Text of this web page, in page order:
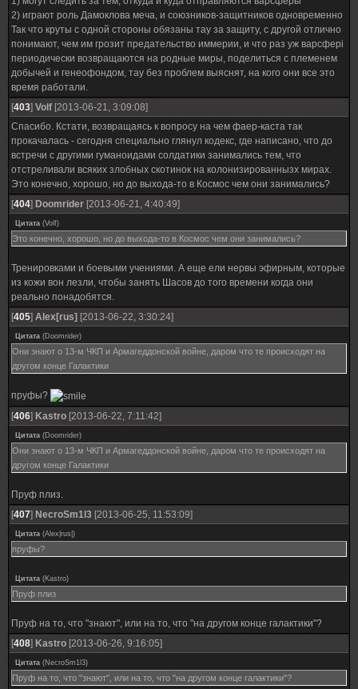
2) играют роль Дамоклова меча, и союзников-защитников одновременно
Так что круты с одной стороны обязаны тау за защиту, с другой отлично
понимают, чем им грозит предательство иммерии, и что раз уж варсфері
периодически возвращаются на родные миры, поделиться с племенем
добычей и генеофондом, тау без проблем выяснят, на кого они все это
время работали.
[403] Volf [2013-06-21, 3:09:08]
Спасибо. Кстати, возвращаясь к вопросу на чем фаер-каста так
прокачалась - сегодня специально глянул кодекс, где написано, что до
встречи с другими гуманоидами солдатики занимались тем, что
отстреливали всяких злобных скотинок на колонизированнызх мирах.
Это конечно, хорошо, но до выхода-то в Космос чем они занимались?
[404] Doomrider [2013-06-21, 4:40:49]
Цитата (Volf)
Это конечно, хорошо, но до выхода-то в Космос чем они занимались?
Тренировками и боевыми учениями. А еще ели нервы эфирным, которые
из кожи вон лезли, чтобы занять Шасов до того времени когда они
реально понадобятся.
[405] Alex[rus] [2013-06-22, 3:30:24]
Цитата (Doomrider)
Они знают о 13-м ЧКП и Армагеддонской войне, даром что те происходят на
другом конце Галактики
пруфы?
[406] Kastro [2013-06-22, 7:11:42]
Цитата (Doomrider)
Они знают о 13-м ЧКП и Армагеддонской войне, даром что те происходят на
другом конце Галактики
Пруф плиз.
[407] NecroSm1l3 [2013-06-25, 11:53:09]
Цитата (Alex|rus| )
пруфы?
Цитата (Kastro)
Пруф плиз
Пруф на то, что "знают", или на то, что "на другом конце галактики"?
[408] Kastro [2013-06-26, 9:16:05]
Цитата (NecroSm1l3)
Пруф на то, что "знают", или на то, что "на другом конце галактики"?